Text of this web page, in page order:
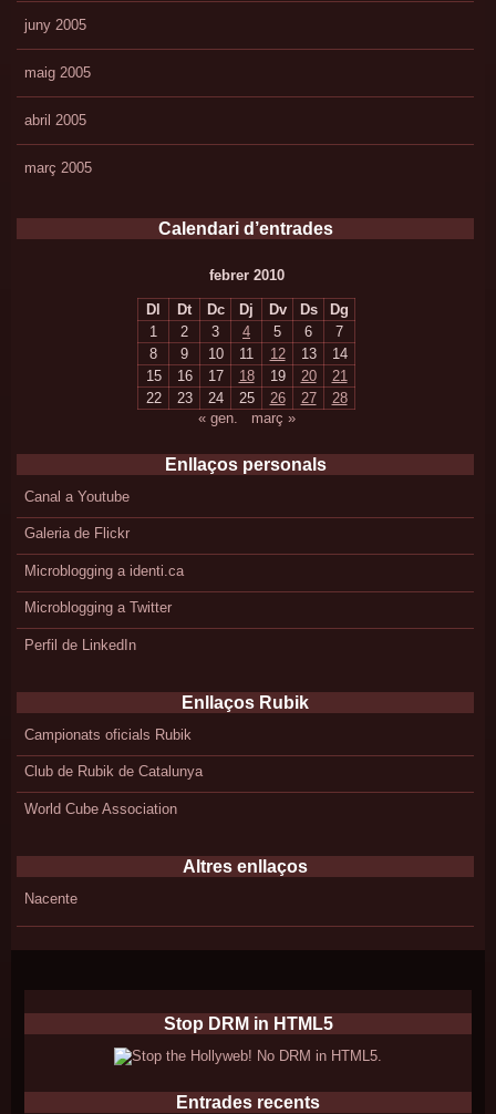
juny 2005
maig 2005
abril 2005
març 2005
Calendari d’entrades
febrer 2010
Dl Dt Dc Dj Dv Ds
Dg
1
2 3 4 5 6
7
8
9 10 11 12 13
14
15
16 17 18 19 20
21
22
23 24 25 26 27
28
« gen.
març »
Enllaços personals
Canal a Youtube
Galeria de Flickr
Microblogging a identi.ca
Microblogging a Twitter
Perfil de LinkedIn
Enllaços Rubik
Campionats oficials Rubik
Club de Rubik de Catalunya
World Cube Association
Altres enllaços
Nacente
Stop DRM in HTML5
Entrades recents